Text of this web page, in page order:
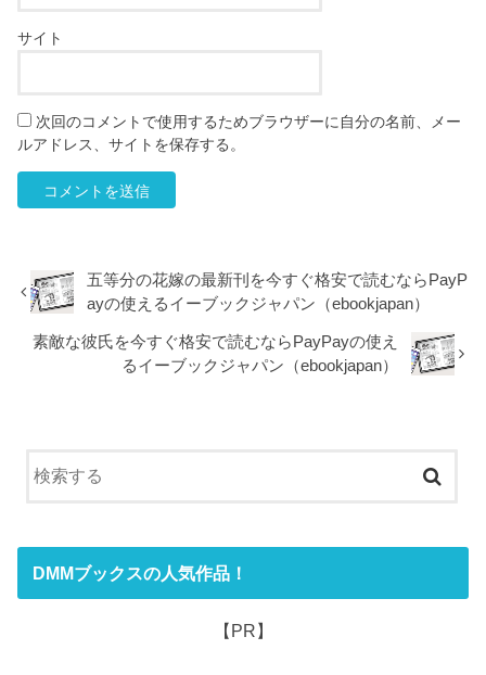
サイト
次回のコメントで使用するためブラウザーに自分の名前、メー
ルアドレス、サイトを保存する。
五等分の花嫁の最新刊を今すぐ格安で読むならPayP
ayの使えるイーブックジャパン（ebookjapan）
素敵な彼氏を今すぐ格安で読むならPayPayの使え
るイーブックジャパン（ebookjapan）
DMMブックスの人気作品！
【PR】